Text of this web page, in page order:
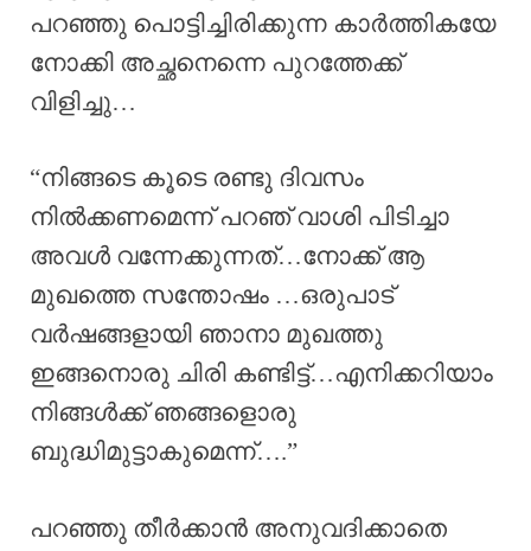
പറഞ്ഞു പൊട്ടിച്ചിരിക്കുന്ന കാർത്തികയേ
നോക്കി അച്ഛനെന്നെ പുറത്തേക്ക്
വിളിച്ചു…
“നിങ്ങടെ കൂടെ രണ്ടു ദിവസം
നിൽക്കണമെന്ന് പറഞ് വാശി പിടിച്ചാ
അവൾ വന്നേക്കുന്നത്…നോക്ക് ആ
മുഖത്തെ സന്തോഷം …ഒരുപാട്
വർഷങ്ങളായി ഞാനാ മുഖത്തു
ഇങ്ങനൊരു ചിരി കണ്ടിട്ട്…എനിക്കറിയാം
നിങ്ങൾക്ക് ഞങ്ങളൊരു
ബുദ്ധിമുട്ടാകുമെന്ന്….”
പറഞ്ഞു തീർക്കാൻ അനുവദിക്കാതെ